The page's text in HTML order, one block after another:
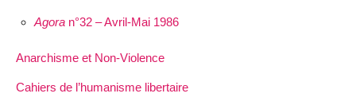
Agoran°32 – Avril-Mai 1986
Anarchisme et Non-Violence
Cahiers de l’humanisme libertaire